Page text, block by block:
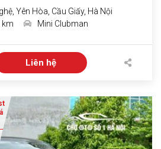
Yên Hòa, Cầu Giấy, Hà Nội
km Mini Clubman
Liên hệ